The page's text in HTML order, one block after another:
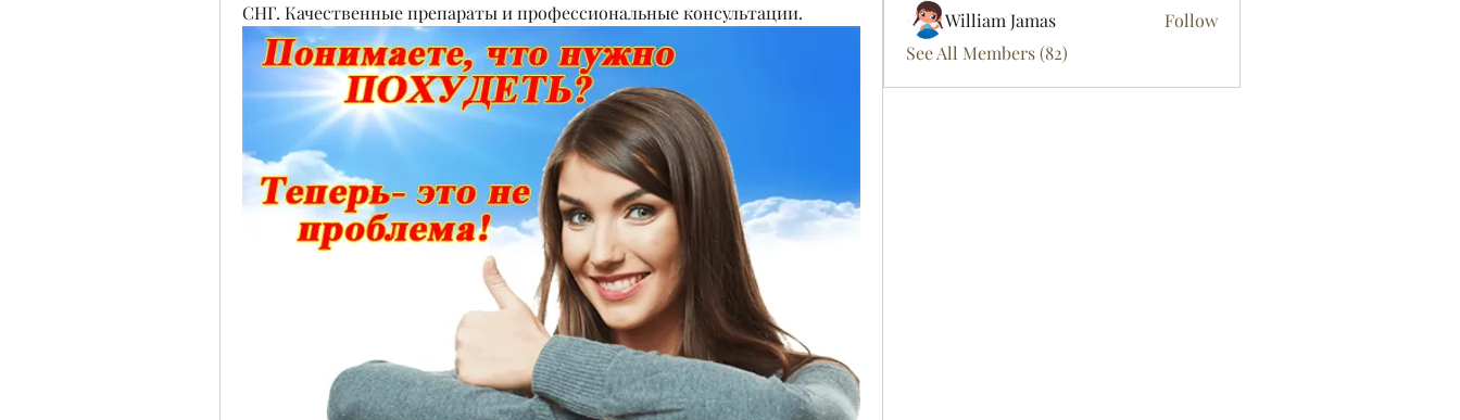
СНГ. Качественные препараты и профессиональные консультации.
William Jamas
Follow
See All Members (82)